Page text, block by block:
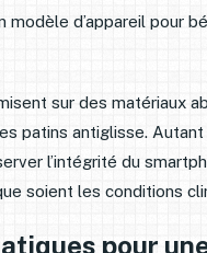
modèle d’appareil pour
sur des matériaux
patins antiglisse.
l’intégrité du
soient les conditions
pour